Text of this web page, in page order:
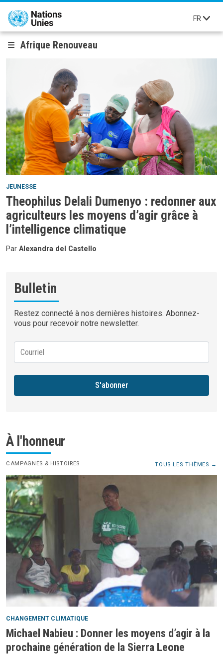
Aller au contenu principal
FR
Afrique Renouveau
JEUNESSE
Theophilus Delali Dumenyo : redonner aux
agriculteurs les moyens d’agir grâce à
l’intelligence climatique
Par Alexandra del Castello
Bulletin
Restez connecté à nos dernières histoires. Abonnez-
vous pour recevoir notre newsletter.
S'abonner
À l'honneur
CAMPAGNES & HISTOIRES TOUS LES THÈMES
CHANGEMENT CLIMATIQUE
Michael Nabieu : Donner les moyens d’agir à la
prochaine génération de la Sierra Leone